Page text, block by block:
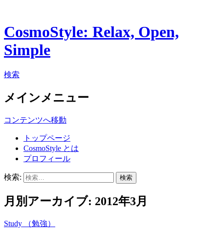
CosmoStyle: Relax, Open,
Simple
検索
メインメニュー
コンテンツへ移動
トップページ
CosmoStyle とは
プロフィール
検索:
月別アーカイブ: 2012年3月
Study （勉強）